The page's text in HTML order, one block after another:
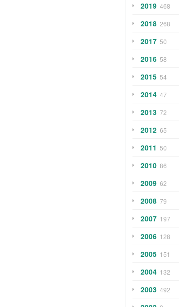
2019 468
2018 268
2017 50
2016 58
2015 54
2014 47
2013 72
2012 65
2011 50
2010 86
2009 62
2008 79
2007 197
2006 128
2005 151
2004 132
2003 492